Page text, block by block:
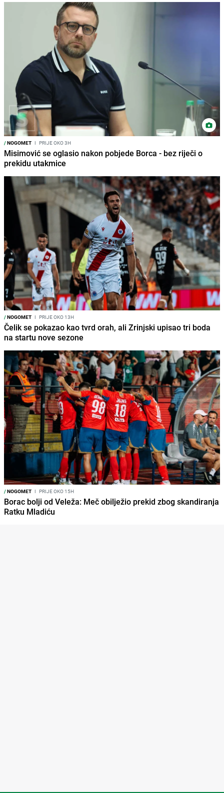
/NOGOMET I PRIJE OKO 3H
Misimović se oglasio nakon pobjede Borca - bez riječi o
prekidu utakmice
/NOGOMET I PRIJE OKO 13H
Čelik se pokazao kao tvrd orah, ali Zrinjski upisao tri boda
na startu nove sezone
/NOGOMET I PRIJE OKO 15H
Borac bolji od Veleža: Meč obilježio prekid zbog skandiranja
Ratku Mladiću